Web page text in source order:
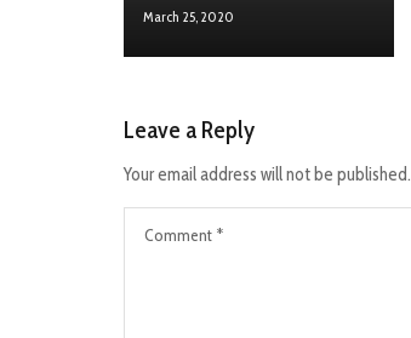
March 25, 2020
Leave a Reply
Your email address will not be published.